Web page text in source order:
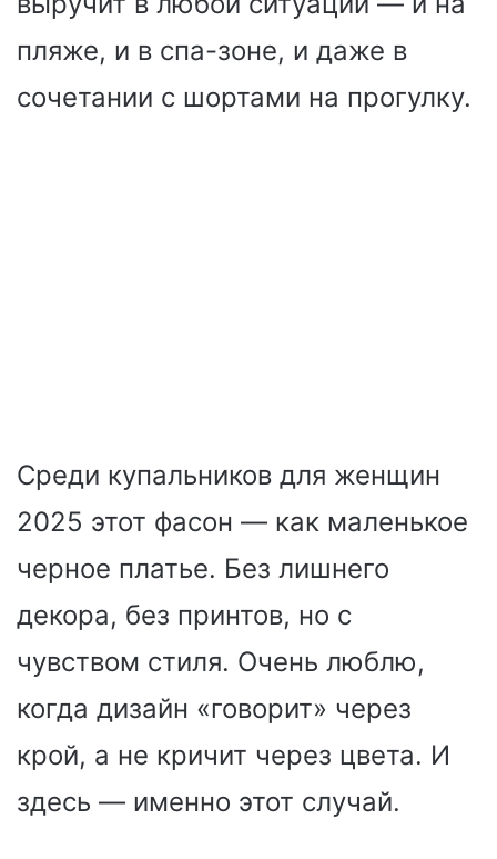
пляже, и в спа-зоне, и даже в
сочетании с шортами на прогулку.
Среди купальников для женщин
2025 этот фасон — как маленькое
черное платье. Без лишнего
декора, без принтов, но с
чувством стиля. Очень люблю,
когда дизайн «говорит» через
крой, а не кричит через цвета. И
здесь — именно этот случай.